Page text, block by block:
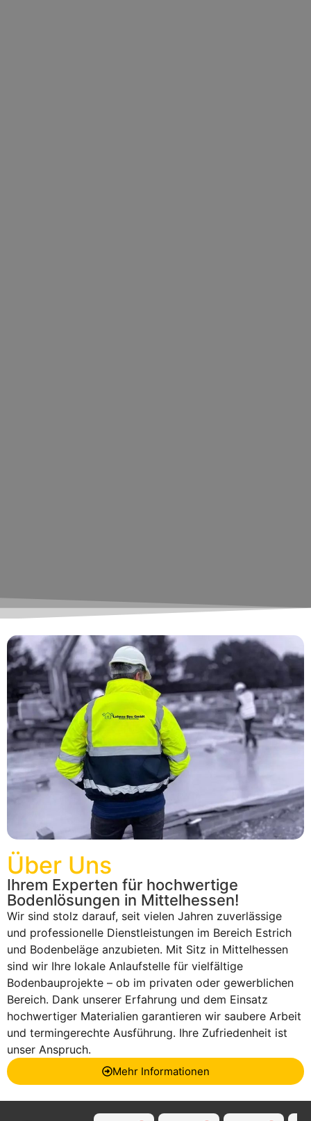
Über Uns
Ihrem Experten für hochwertige
Bodenlösungen in Mittelhessen!
Wir sind stolz darauf, seit vielen Jahren zuverlässige
und professionelle Dienstleistungen im Bereich Estrich
und Bodenbeläge anzubieten. Mit Sitz in Mittelhessen
sind wir Ihre lokale Anlaufstelle für vielfältige
Bodenbauprojekte – ob im privaten oder gewerblichen
Bereich. Dank unserer Erfahrung und dem Einsatz
hochwertiger Materialien garantieren wir saubere Arbeit
und termingerechte Ausführung. Ihre Zufriedenheit ist
unser Anspruch.
Mehr Informationen